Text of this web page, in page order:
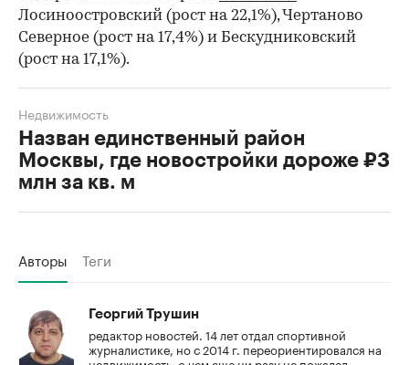
Лосиноостровский (рост на 22,1%), Чертаново
Северное (рост на 17,4%) и Бескудниковский
(рост на 17,1%).
Назван единственный район
Москвы, где новостройки дороже ₽3
млн за кв. м
Недвижимость
Авторы Теги
Георгий Трушин
редактор новостей. 14 лет отдал спортивной
журналистике, но с 2014 г. переориентировался на